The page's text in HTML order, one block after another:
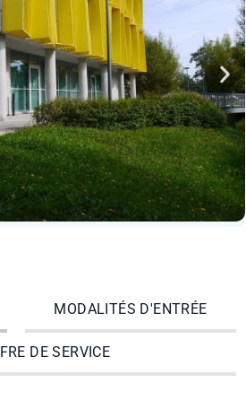
MODALITÉS D'ENTRÉE
DE SERVICE